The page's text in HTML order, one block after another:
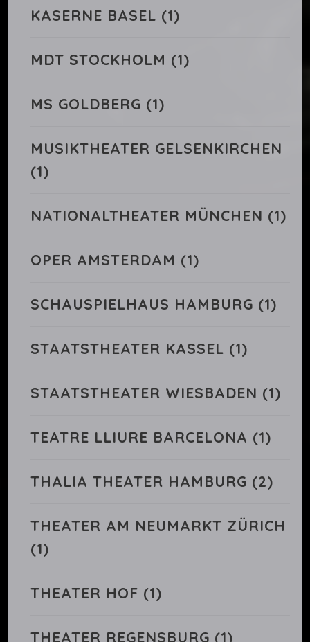
KASERNE BASEL (1)
MDT STOCKHOLM (1)
MS GOLDBERG (1)
MUSIKTHEATER GELSENKIRCHEN
(1)
NATIONALTHEATER MÜNCHEN (1)
OPER AMSTERDAM (1)
SCHAUSPIELHAUS HAMBURG (1)
STAATSTHEATER KASSEL (1)
STAATSTHEATER WIESBADEN (1)
TEATRE LLIURE BARCELONA (1)
THALIA THEATER HAMBURG (2)
THEATER AM NEUMARKT ZÜRICH
(1)
THEATER HOF (1)
THEATER REGENSBURG (1)